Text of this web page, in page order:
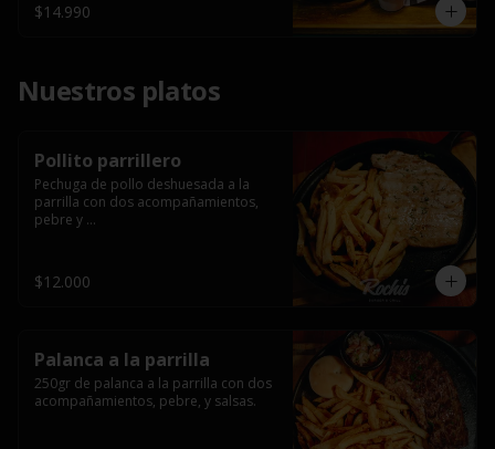
$14.990
Nuestros platos
Pollito parrillero
Pechuga de pollo deshuesada a la
parrilla con dos acompañamientos,
pebre y
$12.000
Palanca a la parrilla
250gr de palanca a la parrilla con dos
acompañamientos, pebre, y salsas.